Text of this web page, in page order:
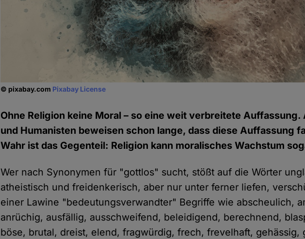
© pixabay.com Pixabay License
Ohne Religion keine Moral – so eine weit verbreitete Auffassung.
und Humanisten beweisen schon lange, dass diese Auffassung
Wahr ist das Gegenteil: Religion kann moralisches Wachstum
Wer nach Synonymen für "gottlos" sucht, stößt auf die Wörter
atheistisch und freidenkerisch, aber nur unter ferner liefen,
einer Lawine "bedeutungsverwandter" Begriffe wie abscheulich,
anrüchig, ausfällig, ausschweifend, beleidigend, berechnend,
böse, brutal, dreist, elend, fragwürdig, frech, frevelhaft, gehässig,